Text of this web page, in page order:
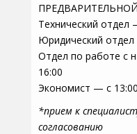
Технический отдел
Юридический
Отдел по работе с
16:00
Экономист — с
*прием к
согласованию